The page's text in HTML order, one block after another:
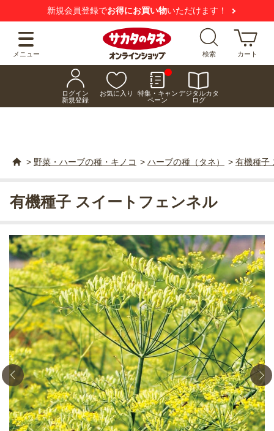
新規会員登録でお得にお買い物いただけます！
メニュー 検索 カート
ログイン
新規登録
お気に入り
特集・キャン
ペーン
デジタルカタ
ログ
> 野菜・ハーブの種・キノコ > ハーブの種（タネ） > 有機種子
有機種子 スイートフェンネル